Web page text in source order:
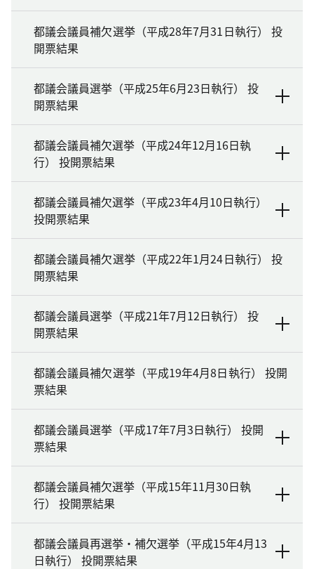
都議会議員補欠選挙（平成28年7月31日執行） 投
開票結果
都議会議員選挙（平成25年6月23日執行） 投
開票結果
都議会議員補欠選挙（平成24年12月16日執
行） 投開票結果
都議会議員補欠選挙（平成23年4月10日執行）
投開票結果
都議会議員補欠選挙（平成22年1月24日執行） 投
開票結果
都議会議員選挙（平成21年7月12日執行） 投
開票結果
都議会議員補欠選挙（平成19年4月8日執行） 投開
票結果
都議会議員選挙（平成17年7月3日執行） 投開
票結果
都議会議員補欠選挙（平成15年11月30日執
行） 投開票結果
都議会議員再選挙・補欠選挙（平成15年4月13
日執行） 投開票結果